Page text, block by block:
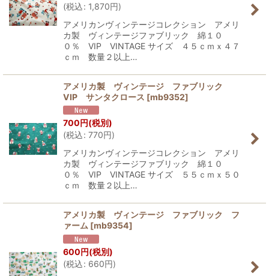
(税込: 1,870円)
アメリカンヴィンテージコレクション アメリ
カ製 ヴィンテージファブリック 綿１０
０％ VIP VINTAGE サイズ ４５ｃｍｘ４７
ｃｍ 数量２以上…
アメリカ製 ヴィンテージ ファブリック
VIP サンタクロース [mb9352]
700円(税別)
(税込: 770円)
アメリカンヴィンテージコレクション アメリ
カ製 ヴィンテージファブリック 綿１０
０％ VIP VINTAGE サイズ ５５ｃｍｘ５０
ｃｍ 数量２以上…
アメリカ製 ヴィンテージ ファブリック フ
ァーム [mb9354]
600円(税別)
(税込: 660円)